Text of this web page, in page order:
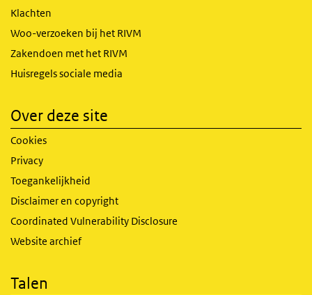
Klachten
Woo-verzoeken bij het RIVM
Zakendoen met het RIVM
Huisregels sociale media
Over deze site
Cookies
Privacy
Toegankelijkheid
Disclaimer en copyright
Coordinated Vulnerability Disclosure
Website archief
Talen